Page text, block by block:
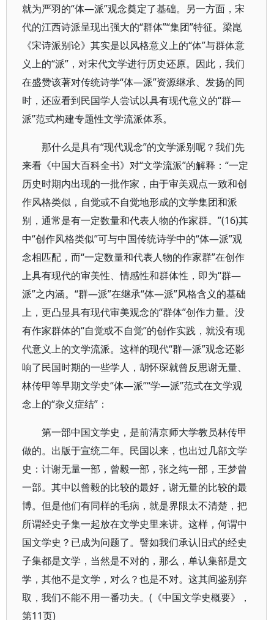
就为严羽的“体—派”观念奠定了基础。另一方面，宋
代的江西诗派呈现出强大的“群体”“集团”特征。梁崑
《宋诗派别论》其实是以风格意义上的“体”与群体意
义上的“派”，对宋代文学进行历史还原。因此，我们
在盛赞该著对传统诗学“体—派”资源继承、发扬的同
时，还应看到民国学人尝试以具有现代意义的“群—
派”范式构建专题性文学流派体系。
那什么是具有“现代观念”的文学派别呢？我们先
来看《中国大百科全书》对“文学流派”的解释：“一定
历史时期内出现的一批作家，由于审美观点一致和创
作风格类似，自觉或不自觉地形成的文学集团和派
别，通常是有一定数量和代表人物的作家群。”(16)其
中“创作风格类似”可与中国传统诗学中的“体—派”观
念相匹配，而“一定数量和代表人物的作家群”在创作
上具有现代的审美性、情感性和群体性，即为“群—
派”之内涵。“群—派”在继承“体—派”风格含义的基础
上，更凸显具有现代审美观念的“群体”创作力量。没
有作家群体的“自觉或不自觉”的创作实践，就没有现
代意义上的文学流派。这样的现代“群—派”观念还影
响了民国时期的一些学人，胡怀琛就曾反思谢无量、
林传甲等早期文学史“体—派”“学—派”范式在文学观
念上的“杂义症结”：
第一部中国文学史，是前清京师大学教员林传甲
做的。出版于宣统二年。民国以来，也出过几部文学
史：计谢无量一部，曾毅一部，张之纯一部，王梦曾
一部。其中以曾毅的比较的最好，谢无量的比较的最
博。但是他们有同样的毛病，就是界限太不清楚，把
所谓经史子集一起放在文学史里来讲。这样，何谓中
国文学史？已成为问题了。譬如我们承认旧式的经史
子集都是文学，当然是不对的，那么，单认集部是文
学，其他不是文学，对么？也是不对。这其间鉴别弃
取，我们不能不用一番功夫。(《中国文学史概要》，
第11页)